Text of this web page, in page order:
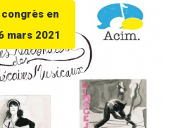
en
mars 2021